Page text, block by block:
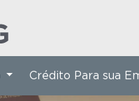
Crédito Para sua